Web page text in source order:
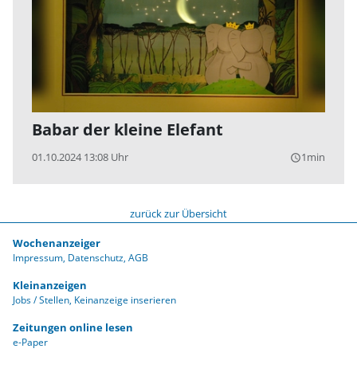
Babar der kleine Elefant
01.10.2024 13:08 Uhr query_builder1min
zurück zur Übersicht
Wochenanzeiger
Impressum Datenschutz AGB
Kleinanzeigen
Jobs / Stellen Keinanzeige inserieren
Zeitungen online lesen
e-Paper